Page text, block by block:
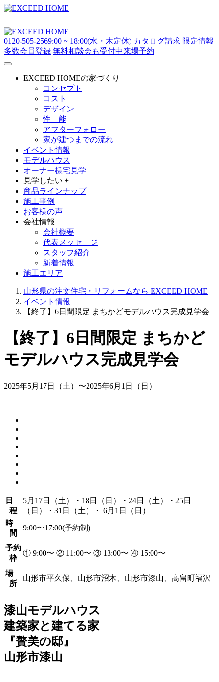
0120-505-2569:00 ~ 18:00(水・木定休) カタログ請求 限定情報
多数会員登録 無料相談会も受付中来場予約
EXCEED HOMEの家づくり
コンセプト
コスト
デザイン
性 能
アフターフォロー
家が建つまでの流れ
イベント情報
モデルハウス
オーナー様宅見学
見学したい +
商品ラインナップ
施工事例
お客様の声
会社情報
会社概要
代表メッセージ
スタッフ紹介
新着情報
施工エリア
山形県の注文住宅・リフォームなら EXCEED HOME
イベント情報
【終了】6日間限定 まちかどモデルハウス完成見学会
【終了】6日間限定 まちかど
モデルハウス完成見学会
2025年5月17日（土）〜2025年6月1日（日）
日
程
5月17日（土）・18日（日）・24日（土）・25日
（日）・31日（土）・ 6月1日（日）
時
間
9:00〜17:00(予約制)
予約
枠
① 9:00〜 ② 11:00〜 ③ 13:00〜 ④ 15:00〜
場
所
山形市平久保、山形市沼木、山形市漆山、高畠町福沢
漆山モデルハウス
建築家と建てる家
『贅美の邸』
山形市漆山